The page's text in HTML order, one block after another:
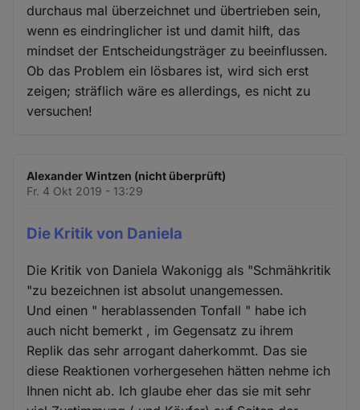
durchaus mal überzeichnet und übertrieben sein,
wenn es eindringlicher ist und damit hilft, das
mindset der Entscheidungsträger zu beeinflussen.
Ob das Problem ein lösbares ist, wird sich erst
zeigen; sträflich wäre es allerdings, es nicht zu
versuchen!
Alexander Wintzen (nicht überprüft)
Fr. 4 Okt 2019 - 13:29
Die Kritik von Daniela
Die Kritik von Daniela Wakonigg als "Schmähkritik
"zu bezeichnen ist absolut unangemessen.
Und einen " herablassenden Tonfall " habe ich
auch nicht bemerkt , im Gegensatz zu ihrem
Replik das sehr arrogant daherkommt. Das sie
diese Reaktionen vorhergesehen hätten nehme ich
Ihnen nicht ab. Ich glaube eher das sie mit sehr